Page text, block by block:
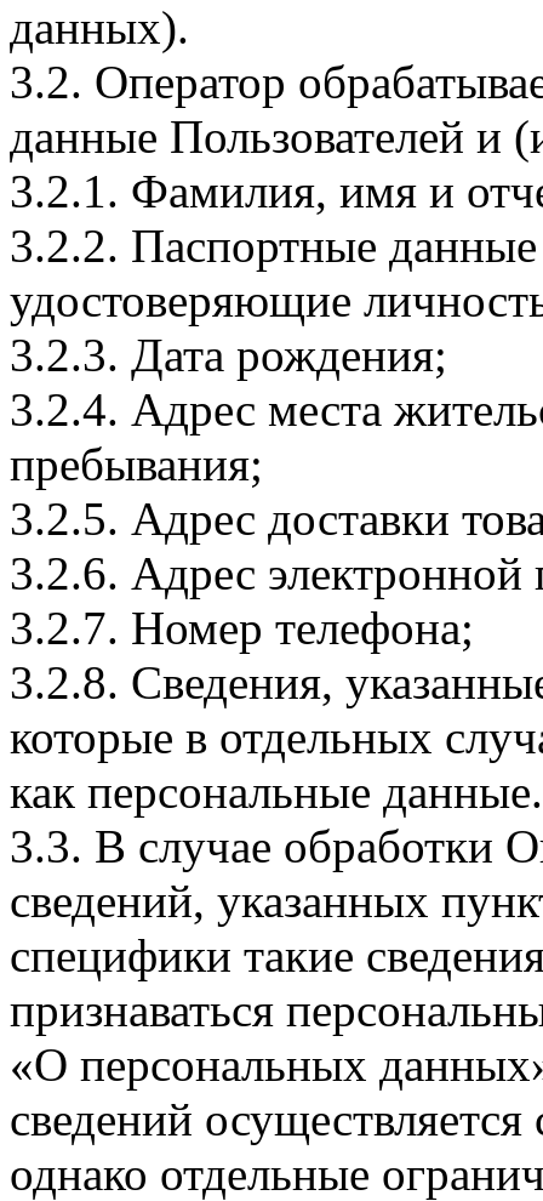
данных).
3.2. Оператор
данные Пользователей и
3.2.1. Фамилия, имя и
3.2.2. Паспортные
удостоверяющие
3.2.3. Дата рождения;
3.2.4. Адрес места
пребывания;
3.2.5. Адрес доставки
3.2.6. Адрес электронной
3.2.7. Номер телефона;
3.2.8. Сведения,
которые в отдельных
как персональные данные.
3.3. В случае обработки
сведений, указанных
специфики такие
признаваться
«О персональных
сведений
однако отдельные